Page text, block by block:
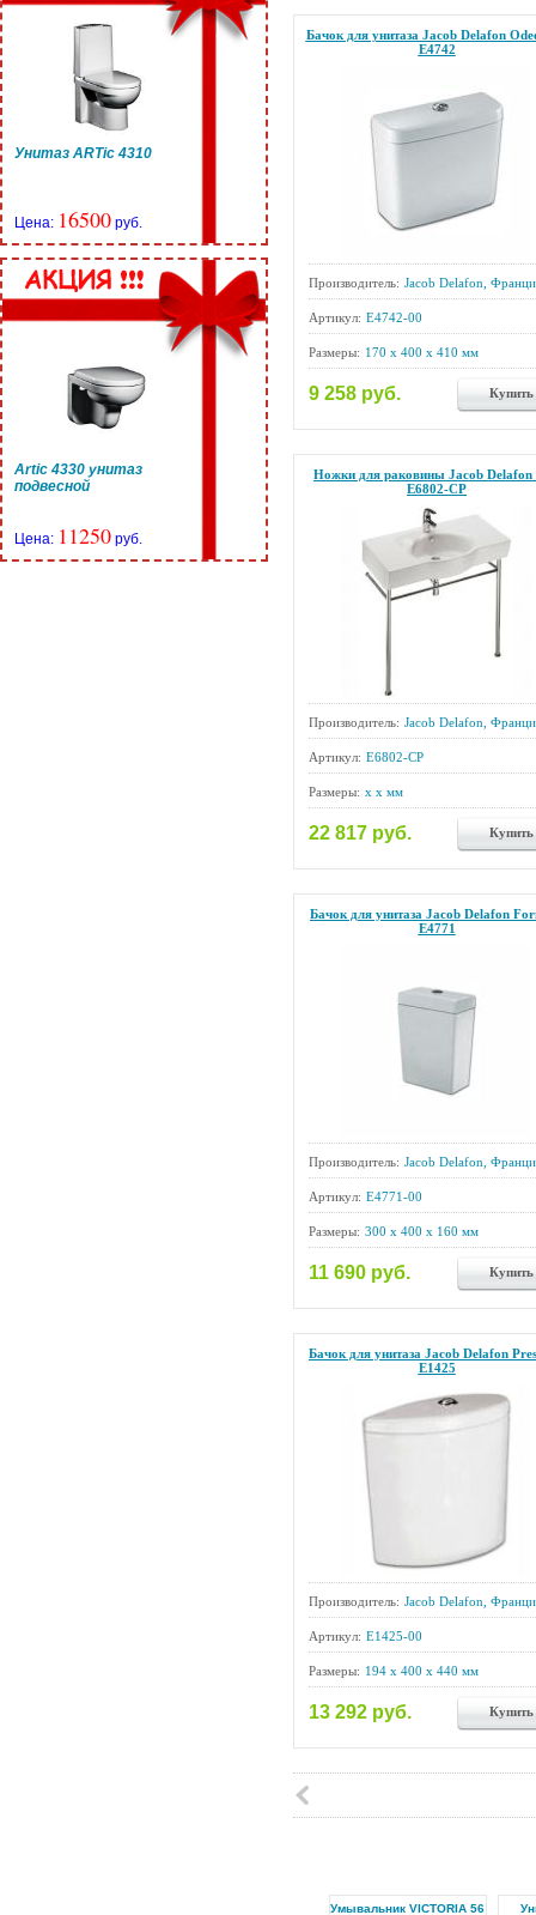
Унитаз ARTic 4310
Цена: 16500 руб.
Artic 4330 унитаз
подвесной
Цена: 11250 руб.
Бачок для унитаза Jacob Delafon
E4742
Производитель: Jacob Delafon,
Артикул: E4742-00
Размеры: 170 x 400 x 410 мм
9 258 руб. Купить
Ножки для раковины Jacob Delafon
E6802-CP
Производитель: Jacob Delafon,
Артикул: E6802-CP
Размеры: x x мм
22 817 руб. Купить
Бачок для унитаза Jacob Delafon
E4771
Производитель: Jacob Delafon,
Артикул: E4771-00
Размеры: 300 x 400 x 160 мм
11 690 руб. Купить
Бачок для унитаза Jacob Delafon
E1425
Производитель: Jacob Delafon,
Артикул: E1425-00
Размеры: 194 x 400 x 440 мм
13 292 руб. Купить
Умывальник VICTORIA 56